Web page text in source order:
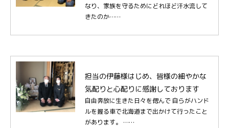
なり、家族を守るためにどれほど汗水流して
きたのか……
担当の伊藤様はじめ、皆様の細やかな
気配りと心配りに感謝しております
自由奔放に生きた日々を偲んで 自らがハンド
ルを握る車で北海道まで出かけて行ったこと
があります。 ……